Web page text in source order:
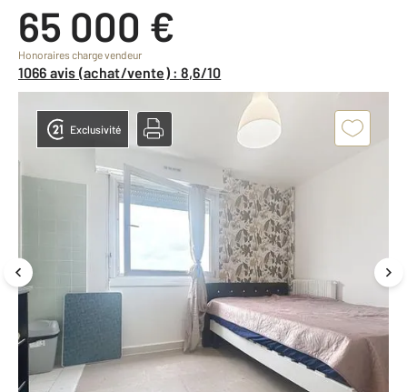
65 000 €
Honoraires charge vendeur
1066 avis (achat/vente) : 8,6/10
Exclusivité